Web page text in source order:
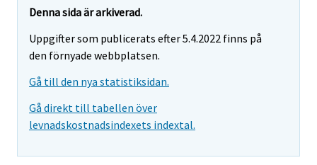
Denna sida är arkiverad.
Uppgifter som publicerats efter 5.4.2022 finns på
den förnyade webbplatsen.
Gå till den nya statistiksidan.
Gå direkt till tabellen över
levnadskostnadsindexets indextal.